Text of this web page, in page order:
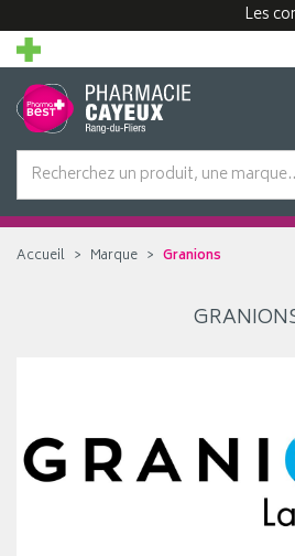
Les
Accueil Marque Granions